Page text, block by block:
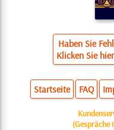
Haben Sie
Klicken Sie
Startseite FAQ
(Gespräche